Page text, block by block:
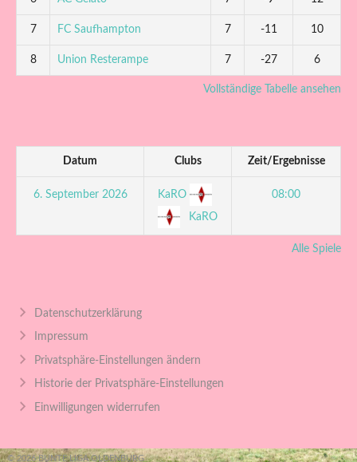
7 FC Saufhampton 7 -11 10
8 Union Resterampe 7 -27 6
Vollständige Tabelle ansehen
Datum Clubs Zeit/Ergebnisse
6. September 2026
KaRO
KaRO
08:00
Alle Spiele
Datenschutzerklärung
Impressum
Privatsphäre-Einstellungen ändern
Historie der Privatsphäre-Einstellungen
Einwilligungen widerrufen
© 2026 BUNTE LIGA OLDENBURG